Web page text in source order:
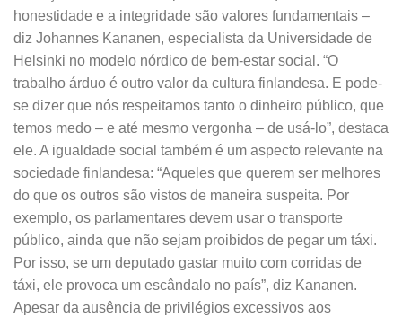
honestidade e a integridade são valores fundamentais –
diz Johannes Kananen, especialista da Universidade de
Helsinki no modelo nórdico de bem-estar social. “O
trabalho árduo é outro valor da cultura finlandesa. E pode-
se dizer que nós respeitamos tanto o dinheiro público, que
temos medo – e até mesmo vergonha – de usá-lo”, destaca
ele. A igualdade social também é um aspecto relevante na
sociedade finlandesa: “Aqueles que querem ser melhores
do que os outros são vistos de maneira suspeita. Por
exemplo, os parlamentares devem usar o transporte
público, ainda que não sejam proibidos de pegar um táxi.
Por isso, se um deputado gastar muito com corridas de
táxi, ele provoca um escândalo no país”, diz Kananen.
Apesar da ausência de privilégios excessivos aos